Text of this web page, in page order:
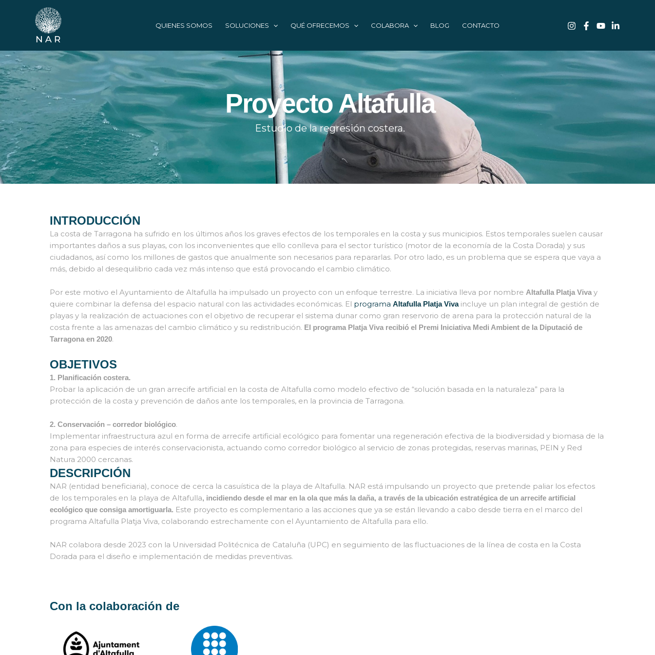
contenido
QUIENES SOMOS SOLUCIONES QUÉ OFRECEMOS COLABORA BLOG CONTACTO
Proyecto Altafulla
Estudio de la regresión costera.
INTRODUCCIÓN
La costa de Tarragona ha sufrido en los últimos años los graves efectos de los temporales en la costa y sus municipios. Estos temporales suelen causar
importantes daños a sus playas, con los inconvenientes que ello conlleva para el sector turístico (motor de la economía de la Costa Dorada) y sus
ciudadanos, así como los millones de gastos que anualmente son necesarios para repararlas. Por otro lado, es un problema que se espera que vaya a
más, debido al desequilibrio cada vez más intenso que está provocando el cambio climático.
Por este motivo el Ayuntamiento de Altafulla ha impulsado un proyecto con un enfoque terrestre. La iniciativa lleva por nombre Altafulla Platja Viva y
quiere combinar la defensa del espacio natural con las actividades económicas. El programa Altafulla Platja Vivaincluye un plan integral de gestión de
playas y la realización de actuaciones con el objetivo de recuperar el sistema dunar como gran reservorio de arena para la protección natural de la
costa frente a las amenazas del cambio climático y su redistribución. El programa Platja Viva recibió el Premi Iniciativa Medi Ambient de la Diputació de
Tarragona en 2020.
OBJETIVOS
1. Planificación costera.
Probar la aplicación de un gran arrecife artificial en la costa de Altafulla como modelo efectivo de “solución basada en la naturaleza” para la
protección de la costa y prevención de daños ante los temporales, en la provincia de Tarragona.
2. Conservación – corredor biológico.
Implementar infraestructura azul en forma de arrecife artificial ecológico para fomentar una regeneración efectiva de la biodiversidad y biomasa de la
zona para especies de interés conservacionista, actuando como corredor biológico al servicio de zonas protegidas, reservas marinas, PEIN y Red
Natura 2000 cercanas.
DESCRIPCIÓN
NAR (entidad beneficiaria), conoce de cerca la casuística de la playa de Altafulla. NAR está impulsando un proyecto que pretende paliar los efectos
de los temporales en la playa de Altafulla, incidiendo desde el mar en la ola que más la daña, a través de la ubicación estratégica de un arrecife artificial
ecológico que consiga amortiguarla. Este proyecto es complementario a las acciones que ya se están llevando a cabo desde tierra en el marco del
programa Altafulla Platja Viva, colaborando estrechamente con el Ayuntamiento de Altafulla para ello.
NAR colabora desde 2023 con la Universidad Politécnica de Cataluña (UPC) en seguimiento de las fluctuaciones de la línea de costa en la Costa
Dorada para el diseño e implementación de medidas preventivas.
Con la colaboración de